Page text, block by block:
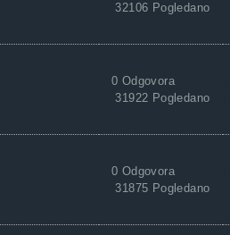
32106 Pogledano
0 Odgovora
31922 Pogledano
0 Odgovora
31875 Pogledano